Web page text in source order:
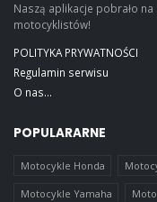
Naszą aplikacje pobrało
motocyklistów!
POLITYKA PRYWATNOŚCI
Regulamin serwisu
O nas...
POPULARARNE
Motocykle Honda
Motocykle Yamaha